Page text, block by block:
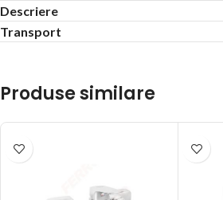
Descriere
Transport
Produse similare